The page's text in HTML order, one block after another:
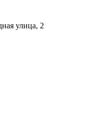
улица, 2